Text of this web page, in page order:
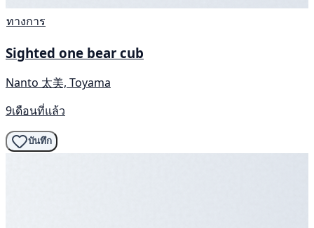
ทางการ
Sighted one bear cub
Nanto 太美, Toyama
9เดือนที่แล้ว
บันทึก